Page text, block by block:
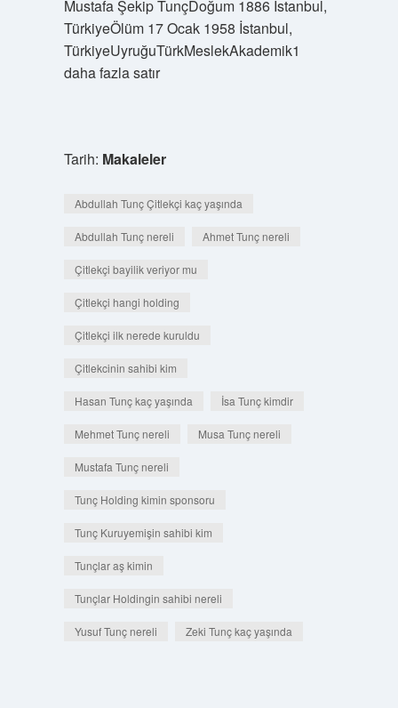
Mustafa Şekip TunçDoğum 1886 İstanbul,
TürkiyeÖlüm 17 Ocak 1958 İstanbul,
TürkiyeUyruğuTürkMeslekAkademik1
daha fazla satır
Tarih: Makaleler
Abdullah Tunç Çitlekçi kaç yaşında
Abdullah Tunç nereli Ahmet Tunç nereli
Çitlekçi bayilik veriyor mu
Çitlekçi hangi holding
Çitlekçi ilk nerede kuruldu
Çitlekcinin sahibi kim
Hasan Tunç kaç yaşında İsa Tunç kimdir
Mehmet Tunç nereli Musa Tunç nereli
Mustafa Tunç nereli
Tunç Holding kimin sponsoru
Tunç Kuruyemişin sahibi kim
Tunçlar aş kimin
Tunçlar Holdingin sahibi nereli
Yusuf Tunç nereli Zeki Tunç kaç yaşında